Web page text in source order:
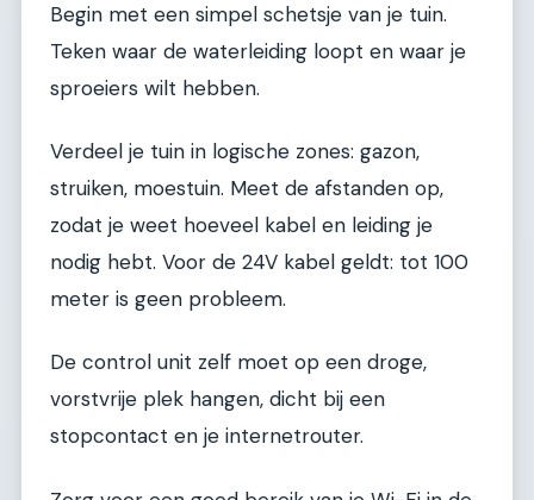
Begin met een simpel schetsje van je tuin.
Teken waar de waterleiding loopt en waar je
sproeiers wilt hebben.
Verdeel je tuin in logische zones: gazon,
struiken, moestuin. Meet de afstanden op,
zodat je weet hoeveel kabel en leiding je
nodig hebt. Voor de 24V kabel geldt: tot 100
meter is geen probleem.
De control unit zelf moet op een droge,
vorstvrije plek hangen, dicht bij een
stopcontact en je internetrouter.